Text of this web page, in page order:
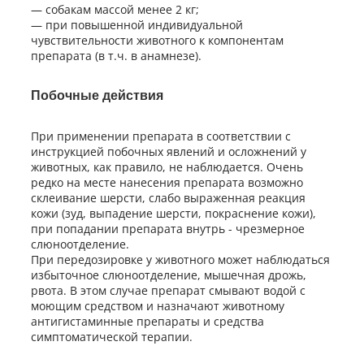
— собакам массой менее 2 кг;
— при повышенной индивидуальной
чувствительности животного к компонентам
препарата (в т.ч. в анамнезе).
Побочные действия
При применении препарата в соответствии с
инструкцией побочных явлений и осложнений у
животных, как правило, не наблюдается. Очень
редко на месте нанесения препарата возможно
склеивание шерсти, слабо выраженная реакция
кожи (зуд, выпадение шерсти, покраснение кожи),
при попадании препарата внутрь - чрезмерное
слюноотделение.
При передозировке у животного может наблюдаться
избыточное слюноотделение, мышечная дрожь,
рвота. В этом случае препарат смывают водой с
моющим средством и назначают животному
антигистаминные препараты и средства
симптоматической терапии.